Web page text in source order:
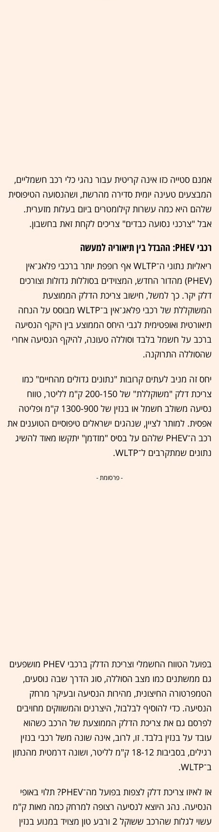
אמנם סטייה כזו אינה קריטית עבור נהגי כלי רכב חשמליים,
המבצעים טעינה יומית סדירה מהרשת, ושהנסועה הטיפוסית
שלהם היא כמה עשרות קילומטרים ביום בעלות מזערית.
אבל "צרכני נסועה כבדים" צריכים לקחת זאת בחשבון.
רכבי PHEV: ההבדל בין תיאוריה למעשה
ריאליות נתוני ה־WLTP אף רופפת יותר ברכבי פלאג־אין
(PHEV) מהדור החדש, המצוידים בסוללות גדולות וצורכים
דלק יקר. כך למשל, חישוב צריכת הדלק הממוצעת
המשוקללת של רכבי פלאג־אין ב־WLTP מבוסס על הנחה
תיאורטית ואופטימית לגבי היחס הממוצע בין היקף הנסיעה
ברכב על חשמל בלבד וסוללה טעונה, להיקף הנסיעה אחרי
שהסוללה התרוקנה.
יחס זה מניב לעתים קרובות "נתונים גדולים מהחיים" כמו
צריכת דלק "משוקללת" של 200-150 ק"מ לליטר, טווח
נסיעה משולב חשמל או בנזין של 1300-900 ק"מ ופליטה
אפסית. למותר לציין, שנהגים ישראלים טיפוסיים הטוענים את
רכב ה־PHEV שלהם על בסיס "מזדמן" יתקשו מאוד להשיג
נתונים שמתקרבים ל־WLTP.
- פרסומת -
בפועל הטווח החשמלי וצריכת הדלק ברכבי PHEV מושפעים
גם ממשתנים כמו מצב הסוללה, סוג הדרך שבה נוסעים,
הטמפרטורה החיצונית, מהירות הנסיעה ובעיקר מרחק
הנסיעה. כדי להוסיף לבלבול, היצרנים והמשווקים מחויבים
לפרסם גם את צריכת הדלק הממוצעת של הרכב כשהוא
עובד על בנזין בלבד. זו, לרוב, אינה שונה משל רכבי בנזין
רגילים, בסביבות 18-12 ק"מ לליטר, ושונה דרמטית מהנתון
ב־WLTP.
אז לאיזו צריכת דלק לצפות בפועל מה־PHEV? תלוי באופי
הנסיעה. נהג היוצא לנסיעה רצופה למרחק כמה מאות ק"מ
עשוי לגלות שהרכב ששוקל 2 ורבע טון מצויד במנוע בנזין